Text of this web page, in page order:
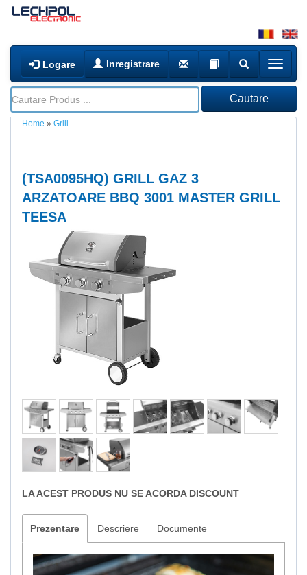
Logare Inregistrare
Home » Grill
(TSA0095HQ) GRILL GAZ 3
ARZATOARE BBQ 3001 MASTER GRILL
TEESA
LA ACEST PRODUS NU SE ACORDA DISCOUNT
Prezentare Descriere Documente